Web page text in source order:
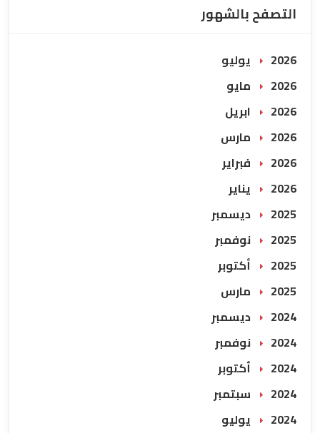
التصفح بالشهور
2026 يوليو
2026 مايو
2026 ابريل
2026 مارس
2026 فبراير
2026 يناير
2025 ديسمبر
2025 نوفمبر
2025 أكتوبر
2025 مارس
2024 ديسمبر
2024 نوفمبر
2024 أكتوبر
2024 سبتمبر
2024 يوليو